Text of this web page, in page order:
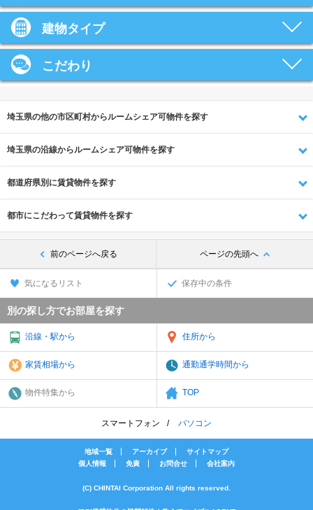
建物タイプ
こだわり
埼玉県の他の市区町村からルームシェア可物件を探す
埼玉県の沿線からルームシェア可物件を探す
都道府県別に賃貸物件を探す
都市にこだわって賃貸物件を探す
前のページへ戻る ページの先頭へ
気になるリスト 保存中の条件
別の探し方でお部屋を探す
沿線・駅から 住所から
家賃相場から 通勤通学時間から
物件特集から TOP
スマートフォン パソコン
地域一覧 アーカイブ
サイトマップ
個人情報
免責 お問合せ 会社案内
(C) CHINTAI Corporation All rights reserved.